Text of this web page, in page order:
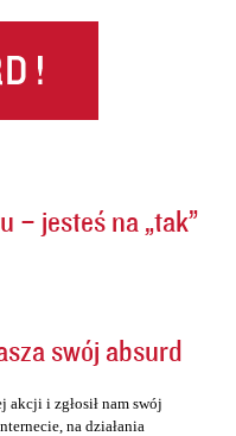
– jesteś na „tak”
swój absurd
akcji i zgłosił nam swój
na działania